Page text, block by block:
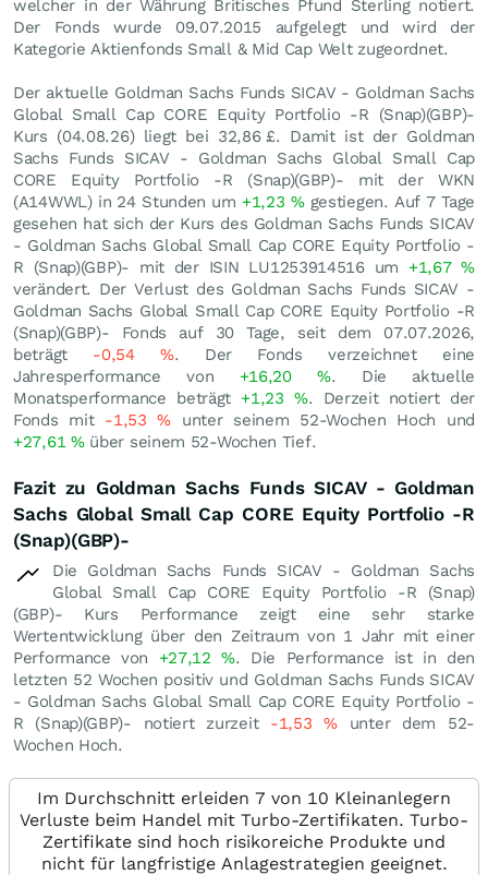
welcher in der Währung Britisches Pfund Sterling notiert.
Der Fonds wurde 09.07.2015 aufgelegt und wird der
Kategorie Aktienfonds Small & Mid Cap Welt zugeordnet.
Der aktuelle Goldman Sachs Funds SICAV - Goldman Sachs
Global Small Cap CORE Equity Portfolio -R (Snap)(GBP)-
Kurs (04.08.26) liegt bei 32,86 £. Damit ist der Goldman
Sachs Funds SICAV - Goldman Sachs Global Small Cap
CORE Equity Portfolio -R (Snap)(GBP)- mit der WKN
(A14WWL) in 24 Stunden um +1,23 %gestiegen. Auf 7 Tage
gesehen hat sich der Kurs des Goldman Sachs Funds SICAV
- Goldman Sachs Global Small Cap CORE Equity Portfolio -
R (Snap)(GBP)- mit der ISIN LU1253914516 um +1,67%
verändert. Der Verlust des Goldman Sachs Funds SICAV -
Goldman Sachs Global Small Cap CORE Equity Portfolio -R
(Snap)(GBP)- Fonds auf 30 Tage, seit dem 07.07.2026,
beträgt -0,54%. Der Fonds verzeichnet eine
Jahresperformance von +16,20%. Die aktuelle
Monatsperformance beträgt +1,23 %. Derzeit notiert der
Fonds mit -1,53% unter seinem 52-Wochen Hoch und
+27,61 %über seinem 52-Wochen Tief.
Fazit zu Goldman Sachs Funds SICAV - Goldman
Sachs Global Small Cap CORE Equity Portfolio -R
(Snap)(GBP)-
Die Goldman Sachs Funds SICAV - Goldman Sachs
Global Small Cap CORE Equity Portfolio -R (Snap)
(GBP)- Kurs Performance zeigt eine sehr starke
Wertentwicklung über den Zeitraum von 1 Jahr mit einer
Performance von +27,12%. Die Performance ist in den
letzten 52 Wochen positiv und Goldman Sachs Funds SICAV
- Goldman Sachs Global Small Cap CORE Equity Portfolio -
R (Snap)(GBP)- notiert zurzeit -1,53%unter dem 52-
Wochen Hoch.
Im Durchschnitt erleiden 7 von 10 Kleinanlegern
Verluste beim Handel mit Turbo-Zertifikaten. Turbo-
Zertifikate sind hoch risikoreiche Produkte und
nicht für langfristige Anlagestrategien geeignet.